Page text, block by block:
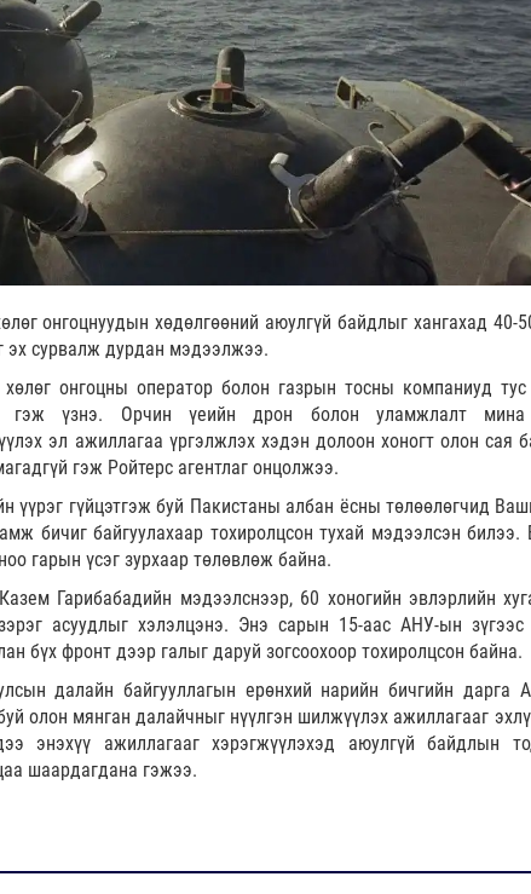
онгоцнуудын хөдөлгөөний аюулгүй байдлыг хангахад 40-
эх сурвалж дурдан мэдээлжээ.
онгоцны оператор болон газрын тосны компаниуд тус
гэж үзнэ. Орчин үеийн дрон болон уламжлалт мина
эл ажиллагаа үргэлжлэх хэдэн долоон хоногт олон сая
гэж Ройтерс агентлаг онцолжээ.
үүрэг гүйцэтгэж буй Пакистаны албан ёсны төлөөлөгчид
бичиг байгуулахаар тохиролцсон тухай мэдээлсэн билээ.
гарын үсэг зурхаар төлөвлөж байна.
Гарибабадийн мэдээлснээр, 60 хоногийн эвлэрлийн
асуудлыг хэлэлцэнэ. Энэ сарын 15-аас АНУ-ын
бүх фронт дээр галыг даруй зогсоохоор тохиролцсон байна.
далайн байгууллагын ерөнхий нарийн бичгийн дарга
олон мянган далайчныг нүүлгэн шилжүүлэх ажиллагааг
энэхүү ажиллагааг хэрэгжүүлэхэд аюулгүй байдлын
шаардагдана гэжээ.